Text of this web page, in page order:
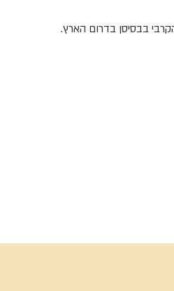
בבסיסן בדרום הארץ.